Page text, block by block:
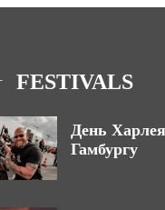
FESTIVALS
День
Гамбургу